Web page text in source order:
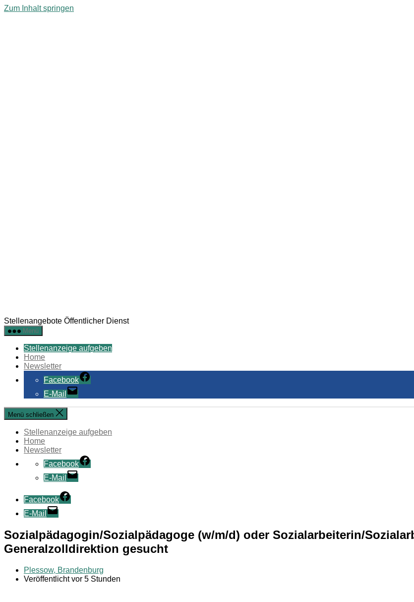
Zum Inhalt springen
Stellenangebote Öffentlicher Dienst
Menü
Stellenanzeige aufgeben
Home
Newsletter
Facebook
E-Mail
Menü schließen
Stellenanzeige aufgeben
Home
Newsletter
Facebook
E-Mail
Facebook
E-Mail
Sozialpädagogin/Sozialpädagoge (w/m/d) oder Sozialarbeiterin/
Generalzolldirektion gesucht
Plessow, Brandenburg
Veröffentlicht vor 5 Stunden